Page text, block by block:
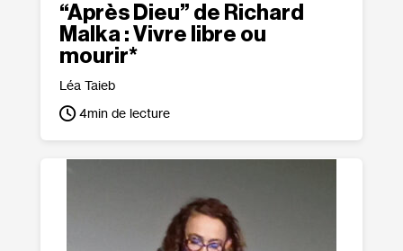
“Après Dieu” de Richard
Malka : Vivre libre ou
mourir*
Léa Taieb
4min de lecture